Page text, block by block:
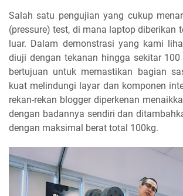
Salah satu pengujian yang cukup
(pressure) test, di mana laptop diberikan
luar. Dalam demonstrasi yang kami
diuji dengan tekanan hingga sekitar
bertujuan untuk memastikan bagian
kuat melindungi layar dan komponen
rekan-rekan blogger diperkenan
dengan badannya sendiri dan
dengan maksimal berat total 100kg.